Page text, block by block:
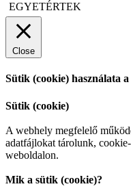
EGYETÉRTEK
Close
Sütik (cookie) használata
Sütik (cookie)
A webhely megfelelő
adatfájlokat tárolunk,
weboldalon.
Mik a sütik (cookie)?